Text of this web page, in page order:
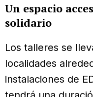
Un espacio
solidario
Los talleres se
localidades
instalaciones de